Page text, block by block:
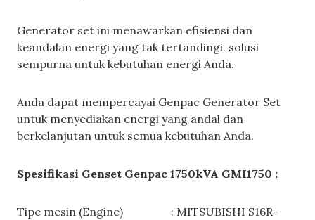
Generator set ini menawarkan efisiensi dan
keandalan energi yang tak tertandingi. solusi
sempurna untuk kebutuhan energi Anda.
Anda dapat mempercayai Genpac Generator Set
untuk menyediakan energi yang andal dan
berkelanjutan untuk semua kebutuhan Anda.
Spesifikasi Genset Genpac 1750kVA GMI1750 :
Tipe mesin (Engine) : MITSUBISHI S16R-